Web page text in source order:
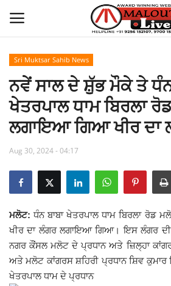
Home
How to Reach Malout
Malout News
History of Malout
Sri Muktsar Sahib News
ਨਵੇਂ ਸਾਲ ਦੇ ਸ਼ੁੱਭ ਮੌਕੇ ਤੇ ਧੰਨ
ਖੇਤਰਪਾਲ ਧਾਮ ਬਿਰਲਾ
ਲਗਾਇਆ ਗਿਆ ਖੀਰ ਦਾ
Aug 30, 2024 - 04:17
ਮਲੋਟ: ਧੰਨ ਬਾਬਾ ਖੇਤਰਪਾਲ ਧਾਮ ਬਿਰਲਾ ਰੋਡ
ਖੀਰ ਦਾ ਲੰਗਰ ਲਗਾਇਆ ਗਿਆ। ਇਸ ਲੰਗਰ
ਨਗਰ ਕੌਂਸਲ ਮਲੋਟ ਦੇ ਪ੍ਰਧਾਨ ਅਤੇ ਜ਼ਿਲ੍ਹਾ
ਅਤੇ ਮਲੋਟ ਕਾਂਗਰਸ ਸ਼ਹਿਰੀ ਪ੍ਰਧਾਨ ਸ਼ਿਵ ਕੁਮਾਰ
ਖੇਤਰਪਾਲ ਧਾਮ ਦੇ ਪ੍ਰਧਾਨ